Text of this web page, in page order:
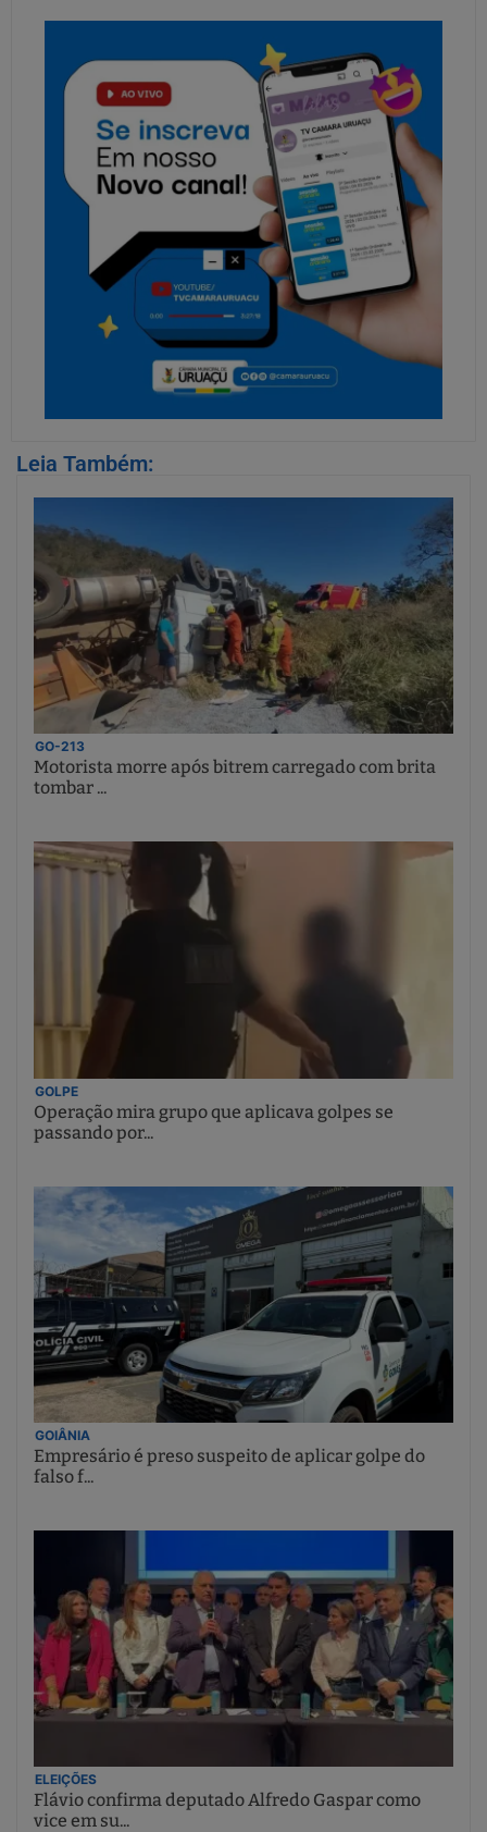
Leia Também:
GO-213
Motorista morre após bitrem carregado com brita
tombar ...
GOLPE
Operação mira grupo que aplicava golpes se
passando por...
GOIÂNIA
Empresário é preso suspeito de aplicar golpe do
falso f...
ELEIÇÕES
Flávio confirma deputado Alfredo Gaspar como
vice em su...